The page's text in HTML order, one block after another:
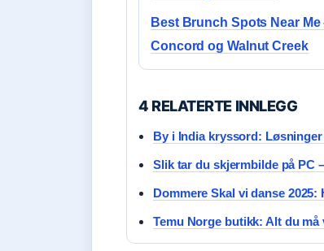
Best Brunch Spots Near Me
Concord og Walnut Creek
4 RELATERTE INNLEGG
By i India kryssord:
Slik tar du skjermbilde på PC
Dommere Skal vi danse 2025:
Temu Norge butikk: Alt du må